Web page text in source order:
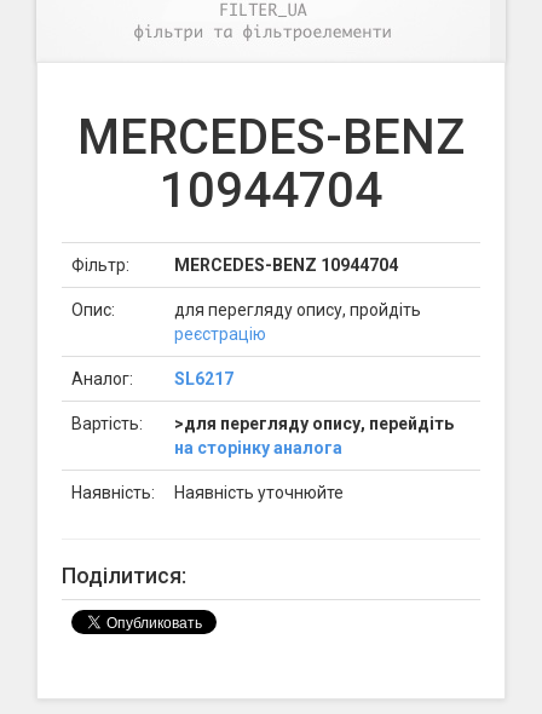
MERCEDES-BENZ
10944704
Фільтр: MERCEDES-BENZ 10944704
Опис:
для перегляду опису, пройдіть
реєстрацію
Аналог: SL6217
Вартість:
>для перегляду опису, перейдіть
на сторінку аналога
Наявність: Наявність уточнюйте
Поділитися: